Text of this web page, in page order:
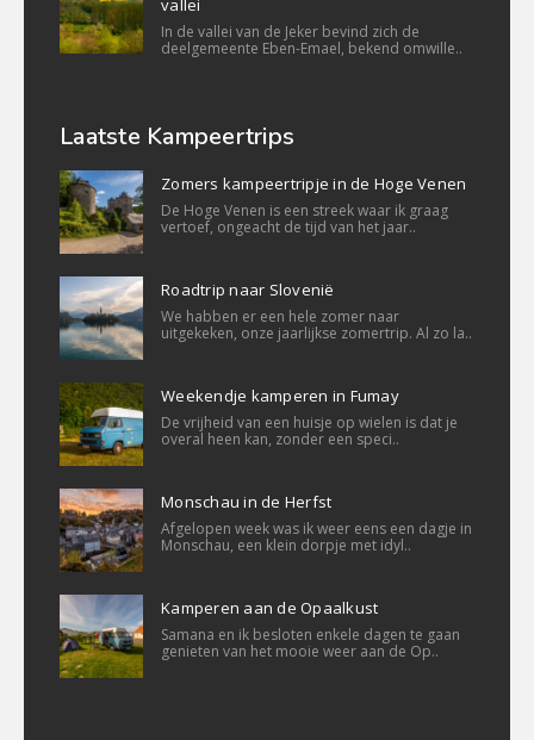
vallei
In de vallei van de Jeker bevind zich de
deelgemeente Eben-Emael, bekend omwille..
Laatste Kampeertrips
Zomers kampeertripje in de Hoge Venen
De Hoge Venen is een streek waar ik graag
vertoef, ongeacht de tijd van het jaar..
Roadtrip naar Slovenië
We habben er een hele zomer naar
uitgekeken, onze jaarlijkse zomertrip. Al zo la..
Weekendje kamperen in Fumay
De vrijheid van een huisje op wielen is dat je
overal heen kan, zonder een speci..
Monschau in de Herfst
Afgelopen week was ik weer eens een dagje in
Monschau, een klein dorpje met idyl..
Kamperen aan de Opaalkust
Samana en ik besloten enkele dagen te gaan
genieten van het mooie weer aan de Op..